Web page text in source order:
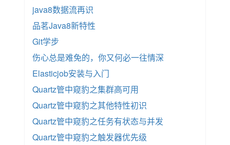
java8数据流再识
品茗Java8新特性
Git学步
伤心总是难免的，你又何必一往情深
Elasticjob安装与入门
Quartz管中窥豹之集群高可用
Quartz管中窥豹之其他特性初识
Quartz管中窥豹之任务有状态与并发
Quartz管中窥豹之触发器优先级